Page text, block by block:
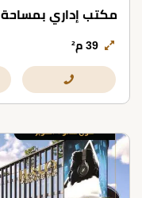
مكتب إداري بمساحة 39 متر مربع مول هالو 6 أكتوبر
39 م²